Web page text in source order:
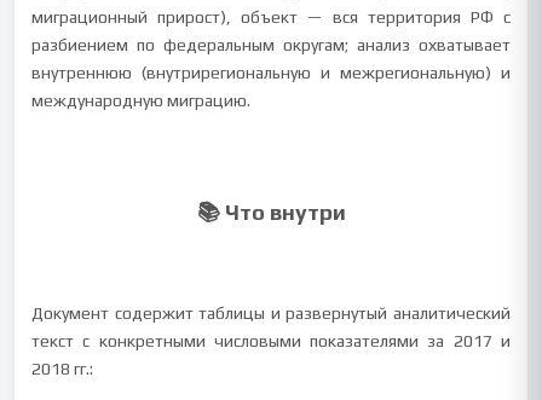
миграционный прирост), объект — вся территория РФ с
разбиением по федеральным округам; анализ охватывает
внутреннюю (внутрирегиональную и межрегиональную) и
международную миграцию.
📚 Что внутри
Документ содержит таблицы и развернутый аналитический
текст с конкретными числовыми показателями за 2017 и
2018 гг.: